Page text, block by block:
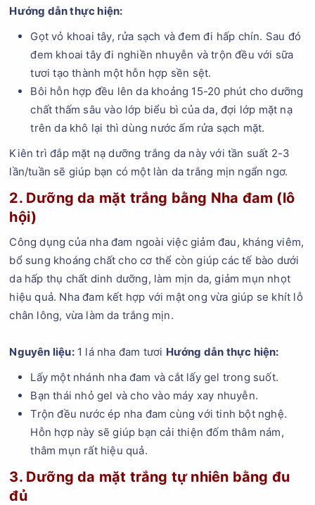
Hướng dẫn thực hiện:
Gọt vỏ khoai tây, rửa sạch và đem đi hấp chín. Sau đó
đem khoai tây đi nghiền nhuyễn và trộn đều với sữa
tươi tạo thành một hỗn hợp sền sệt.
Bôi hỗn hợp đều lên da khoảng 15-20 phút cho dưỡng
chất thấm sâu vào lớp biểu bì của da, đợi lớp mặt nạ
trên da khô lại thì dùng nước ấm rửa sạch mặt.
Kiên trì đắp mặt nạ dưỡng trắng da này với tần suất 2-3
lần/tuần sẽ giúp bạn có một làn da trắng mịn ngẩn ngơ.
2. Dưỡng da mặt trắng bằng Nha đam (lô
hội)
Công dụng của nha đam ngoài việc giảm đau, kháng viêm,
bổ sung khoáng chất cho cơ thể còn giúp các tế bào dưới
da hấp thụ chất dinh dưỡng, làm mịn da, giảm mụn nhọt
hiệu quả. Nha đam kết hợp với mật ong vừa giúp se khít lỗ
chân lông, vừa làm da trắng mịn.
Nguyên liệu:1 lá nha đam tươi Hướng dẫn thực hiện:
Lấy một nhánh nha đam và cắt lấy gel trong suốt.
Bạn thái nhỏ gel và cho vào máy xay nhuyễn.
Trộn đều nước ép nha đam cùng với tinh bột nghệ.
Hỗn hợp này sẽ giúp bạn cải thiện đốm thâm nám,
thâm mụn rất hiệu quả.
3. Dưỡng da mặt trắng tự nhiên bằng đu
đủ